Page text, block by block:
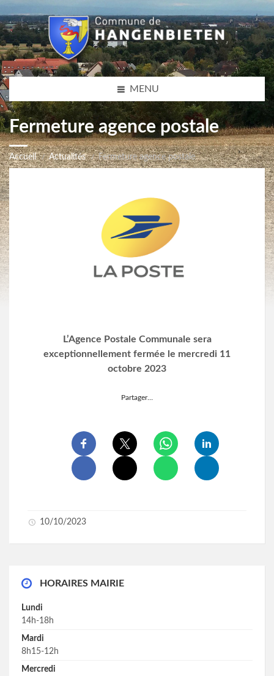
MENU
Fermeture agence postale
Accueil Actualités Fermeture agence postale
L’Agence Postale Communale sera
exceptionnellement fermée le mercredi 11
octobre 2023
Partager…
10/10/2023
HORAIRES MAIRIE
Lundi
14h-18h
Mardi
8h15-12h
Mercredi